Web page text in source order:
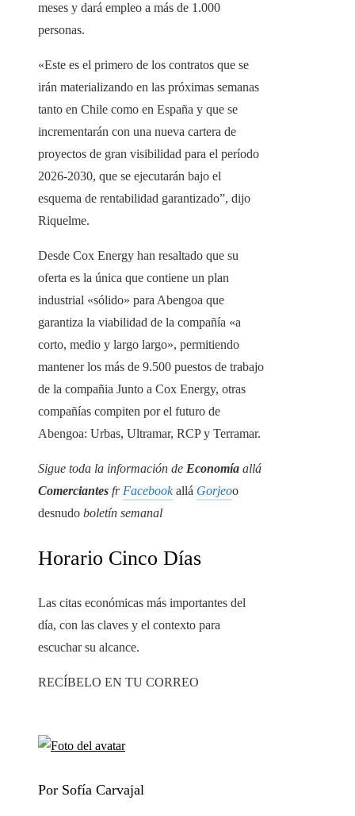
meses y dará empleo a más de 1.000
personas.
«Este es el primero de los contratos que se
irán materializando en las próximas semanas
tanto en Chile como en España y que se
incrementarán con una nueva cartera de
proyectos de gran visibilidad para el período
2026-2030, que se ejecutarán bajo el
esquema de rentabilidad garantizado”, dijo
Riquelme.
Desde Cox Energy han resaltado que su
oferta es la única que contiene un plan
industrial «sólido» para Abengoa que
garantiza la viabilidad de la compañía «a
corto, medio y largo largo», permitiendo
mantener los más de 9.500 puestos de trabajo
de la compañia Junto a Cox Energy, otras
compañías compiten por el futuro de
Abengoa: Urbas, Ultramar, RCP y Terramar.
Sigue toda la información de Economía allá
Comerciantes fr Facebookallá Gorjeoo
desnudo boletín semanal
Horario Cinco Días
Las citas económicas más importantes del
día, con las claves y el contexto para
escuchar su alcance.
RECÍBELO EN TU CORREO
Por Sofía Carvajal